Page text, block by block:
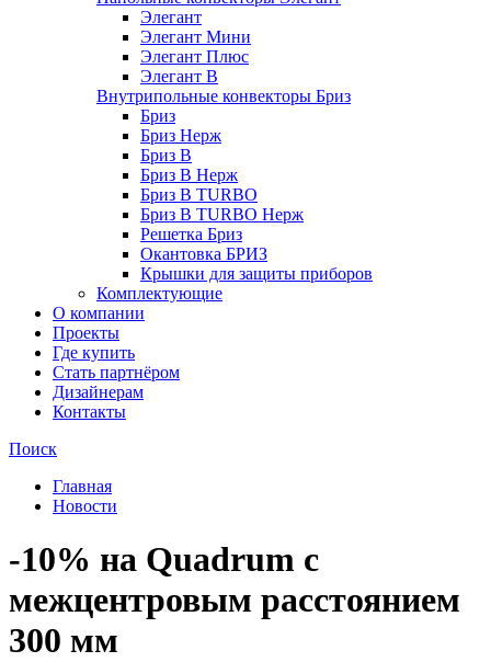
Элегант
Элегант Мини
Элегант Плюс
Элегант В
Внутрипольные конвекторы Бриз
Бриз
Бриз Нерж
Бриз В
Бриз В Нерж
Бриз В TURBO
Бриз В TURBO Нерж
Решетка Бриз
Окантовка БРИЗ
Крышки для защиты приборов
Комплектующие
О компании
Проекты
Где купить
Стать партнёром
Дизайнерам
Контакты
Поиск
Главная
Новости
-10% на Quadrum с
межцентровым расстоянием
300 мм